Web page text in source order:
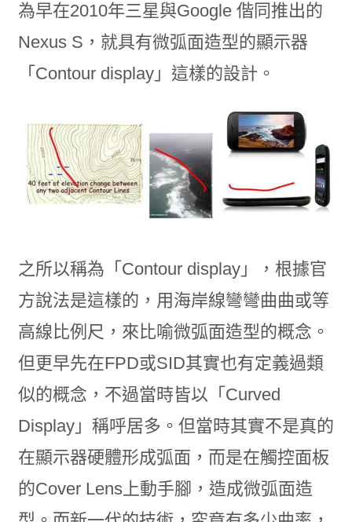
為早在2010年三星與Google 偕同推出的
Nexus S，就具有微弧面造型的顯示器
「Contour display」這樣的設計。
之所以稱為「Contour display」，根據官
方說法是這樣的，用海岸線彎彎曲曲或等
高線比例尺，來比喻微弧面造型的概念。
但更早先在FPD或SID其實也有定義過類
似的概念，不過當時皆以「Curved
Display」稱呼居多。但當時其實不是真的
在顯示器硬體形成弧面，而是在觸控面板
的Cover Lens上動手腳，造成微弧面造